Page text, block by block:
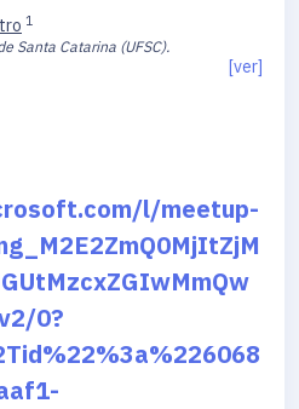
1
Santa Catarina (UFSC).
[ver]
l/meetup-
0?